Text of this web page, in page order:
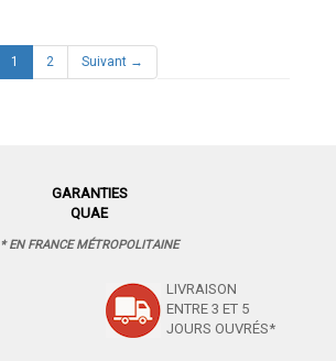
1 (current)
2 Suivant →
GARANTIES
QUAE
* EN FRANCE MÉTROPOLITAINE
LIVRAISON
ENTRE 3 ET 5
JOURS OUVRÉS*